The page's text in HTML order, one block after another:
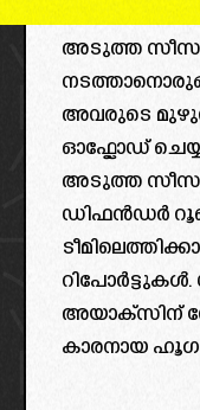
അടുത്ത
അവരുടെ
ഓഫ്ലോഡ്
അടുത്ത
ഡിഫൻഡർ
അയാക്സിന്
കാരനായ